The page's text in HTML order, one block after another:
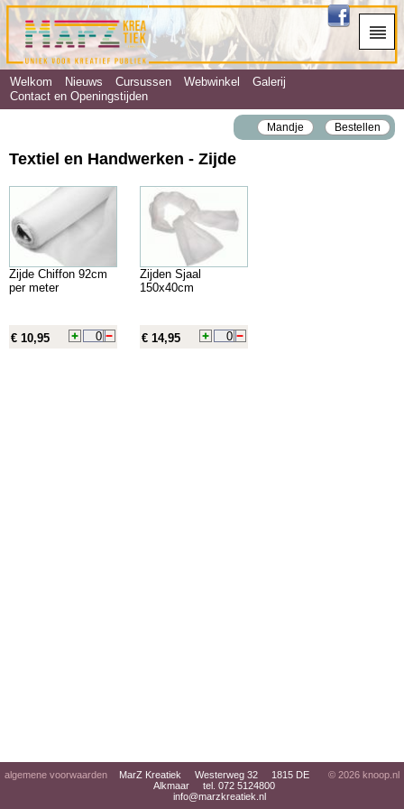
Welkom Nieuws Cursussen Webwinkel
Galerij
Contact en Openingstijden
Mandje Bestellen
Textiel en Handwerken - Zijde
Zijde Chiffon 92cm
per meter
€ 10,95
Zijden Sjaal
150x40cm
€ 14,95
algemene voorwaarden
MarZ Kreatiek Westerweg 32 1815 DE
Alkmaar tel. 072 5124800
info@marzkreatiek.nl
© 2026 knoop.nl